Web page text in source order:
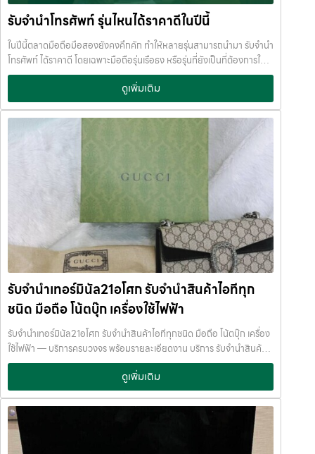
รับจำนำโทรศัพท์ รุ่นไหนได้ราคาดีในปีนี้
ในปีนี้ตลาดมือถือมือสองยังคงคึกคัก ทำให้หลายรุ่นสามารถนำมา รับจำนำ
โทรศัพท์ ได้ราคาดี โดยเฉพาะมือถือรุ่นเรือธง หรือรุ่นที่ยังเป็นที่ต้องการใน
ตลาด หากคุณกำลังมองหาเงินด่วน การ จำนำมือถือ ถือเป็นทางเลือกที่
สะดวก ได้เงินไว และไม่ต้องขายขาด บทความนี้ JumnumPlus ขอพาไปดู
ว่า
โทรศัพท์รุ่นไหนบ้าง ที่รับจำนำได้ราคาดีในปีนี้ iPhone รุ่นที่รับจำนำได้
ราคาดี iPhone ยังครองอันดับหนึ่งเรื่องราคามือสอง และเป็นรุ่นที่ร้านรับ
จำนำให้ราคาสูงเสมอ รุ่นที่แนะนำ: iPhone 15 Pro Max iPhone 15 Pro
iPhone 14 Pro / Pro Max iPhone 13 Pro / Pro Max จุดเด่นของ
รับจำนำได้วงเงินดี แม้
ใช้งานแล้ว เหมาะมากสำหรับคนที่ต้องการ รับจำนำไอโฟน หรือ รับฝากไอ
โฟน แบบไม่ต้องขายเครื่องค่ะ Samsung รุ่นยอดนิยมสำหรับการรับจำนำ
Samsung เป็นมือถือ Android ที่ราคามือสองแข็งแรงที่สุด โดยเฉพาะรุ่น
เรือธงและรุ่นจอพับ รุ่นที่รับจำนำได้ราคาดี: Samsung Galaxy S24 Ultra
Samsung Galaxy S23 Ultra Samsung Galaxy Z Fold 5
Samsung Galaxy Z Flip 5 มือถือ Samsung กลุ่มนี้✔ สเปกสูง✔ ราคา
มือสองยังดี✔ ร้านรับจำนำสนใจเป็นพิเศษ เหมาะสำหรับคนที่ต้องการ รับ
จำนำโทรศัพท์ Samsung หรือ จำนำ Samsung Galaxy ค่ะ Xiaomi รุ่น
สเปกแรง ราคาคุ้ม มือถือ Xiaomi ได้รับความนิยมมากในกลุ่มผู้ใช้จริง และ
ตลาดมือสองเริ่มแข็งแรงขึ้น รุ่นที่แนะนำ: Xiaomi 14 / 14 Pro Xiaomi 13
Pro Redmi Note 13 Pro+ แม้ราคาจะไม่สูงเท่า iPhone แต่ยังสามารถ
รับจำนำโทรศัพท์ Xiaomi ได้ในราคาที่คุ้มค่า เหมาะกับคนต้องการเงินด่วน
ระยะสั้นค่ะ OPPO รุ่นที่ร้านรับจำนำสนใจ OPPO เป็นมือถือที่มีดีไซน์สวย
และมีฐานลูกค้าค่อนข้างกว้าง รุ่นที่รับจำนำได้ดี: OPPO Find X7 / X6
Pro OPPO Reno 11 Pro เหมาะสำหรับการ รับฝากมือถือ OPPO โดยเฉ
พาะรุ่นท็อปหรือรุ่นที่สภาพดีครบกล่องค่ะ Vivo และ Google Pixel มือถือ
กลุ่มนี้เป็นสายเฉพาะทาง แต่ยังสามารถนำมาจำนำได้ รุ่นที่น่าสนใจ: Vivo
X100 Pro Vivo X90 Google Pixel 8 Pro Google Pixel 7 Pro หาก
เป็นรุ่นเรือธง สภาพดี
ร้านยังสามารถ รับจำนำโทรศัพท์ Vivo / Google
ดูเพิ่มเติม
รับจำนำเทอร์มินัล21อโศก รับจำนำสินค้าไอทีทุก
ชนิด มือถือ โน้ตบุ๊ก เครื่องใช้ไฟฟ้า
รับจำนำเทอร์มินัล21อโศก รับจำนำสินค้าไอทีทุกชนิด มือถือ โน้ตบุ๊ก เครื่อง
ใช้ไฟฟ้า — บริการครบวงจร พร้อมรายละเอียดงาน บริการ รับจำนำสินค้า
ไอทีทุกชนิด พร้อมให้บริการในเขต ลาดพร้าว แจ้งวัฒนะ สีลม รัชดา บางแค
รามอินทรา บางนา ด้วยมาตรฐาน รวดเร็ว ปลอดภัย ให้ราคาสูง รับจำนำเท
อร์มินัล21อโศก — รับจำนำสินค้าไอทีทุกชนิด มือถือ โน้ตบุ๊ก เครื่องใช้ไฟฟ้า
รับจำนำเทอร์มินัล21อโศก รับจำนำสินค้าไอทีทุกชนิด มือถือ โน้ตบุ๊ก เครื่อง
ใช้ไฟฟ้า บริการครอบคลุมพื้นที่ ลาดพร้าว แจ้งวัฒนะ สีลม รัชดา บางแค
รามอินทรา บางนา รับจำนำเทอร์มินัล21อโศก บริการครอบคลุมพื้นที่
ดูเพิ่มเติม